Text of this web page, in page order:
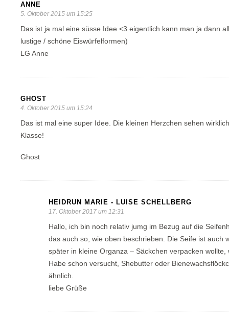
ANNE
5. Oktober 2015 um 15:25
Das ist ja mal eine süsse Idee <3 eigentlich kann man ja dann
lustige / schöne Eiswürfelformen)
LG Anne
GHOST
4. Oktober 2015 um 15:24
Das ist mal eine super Idee. Die kleinen Herzchen sehen
Klasse!
Ghost
HEIDRUN MARIE - LUISE SCHELLBERG
17. Oktober 2017 um 12:31
Hallo, ich bin noch relativ jumg im Bezug auf die
das auch so, wie oben beschrieben. Die Seife ist auch
später in kleine Organza – Säckchen verpacken
Habe schon versucht, Shebutter oder
ähnlich.
liebe Grüße